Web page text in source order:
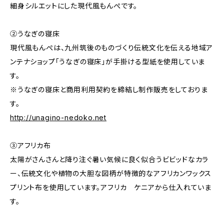
細身シルエットにした現代風もんぺです。
②うなぎの寝床
現代風もんぺは、九州筑後のものづくり伝統文化を伝える地域ア
ンテナショップ「うなぎの寝床」が手掛ける型紙を使用していま
す。
※うなぎの寝床と商用利用契約を締結し制作販売をしておりま
す。
http://unagino-nedoko.net
③アフリカ布
太陽がさんさんと降り注ぐ暑い気候に良く似合うビビッドなカラ
ー、伝統文化や植物の大胆な図柄が特徴的なアフリカンワックス
プリント布を使用しています。アフリカ ケニアから仕入れていま
す。